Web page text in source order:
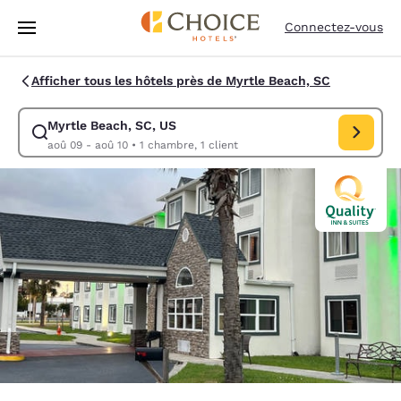
Passer à Contenu Principal
Connectez-vous
Afficher tous les hôtels près de Myrtle Beach, SC
Myrtle Beach, SC, US
aoû 09 - aoû 10• 1 chambre, 1 client
Modifiez la recherche pour Myrtle Beach, SC, US. Date d’arrivée aoû